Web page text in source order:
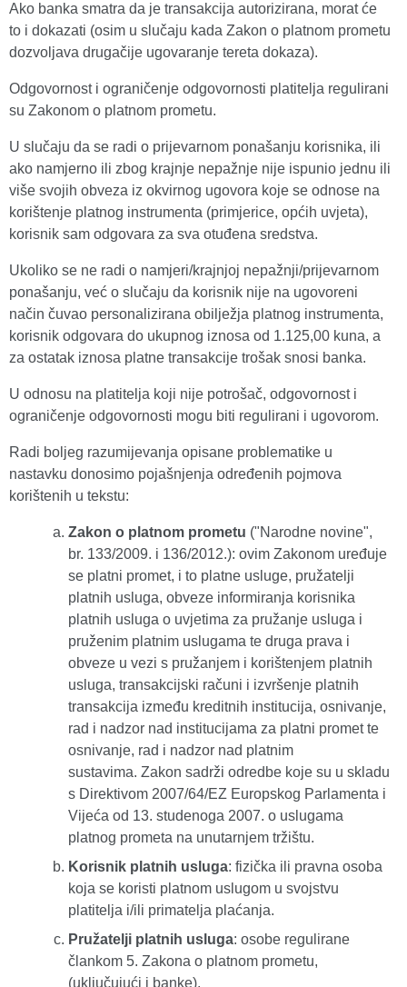
Ako banka smatra da je transakcija autorizirana, morat će
to i dokazati (osim u slučaju kada Zakon o platnom prometu
dozvoljava drugačije ugovaranje tereta dokaza).
Odgovornost i ograničenje odgovornosti platitelja regulirani
su Zakonom o platnom prometu.
U slučaju da se radi o prijevarnom ponašanju korisnika, ili
ako namjerno ili zbog krajnje nepažnje nije ispunio jednu ili
više svojih obveza iz okvirnog ugovora koje se odnose na
korištenje platnog instrumenta (primjerice, općih uvjeta),
korisnik sam odgovara za sva otuđena sredstva.
Ukoliko se ne radi o namjeri/krajnjoj nepažnji/prijevarnom
ponašanju, već o slučaju da korisnik nije na ugovoreni
način čuvao personalizirana obilježja platnog instrumenta,
korisnik odgovara do ukupnog iznosa od 1.125,00 kuna, a
za ostatak iznosa platne transakcije trošak snosi banka.
U odnosu na platitelja koji nije potrošač, odgovornost i
ograničenje odgovornosti mogu biti regulirani i ugovorom.
Radi boljeg razumijevanja opisane problematike u
nastavku donosimo pojašnjenja određenih pojmova
korištenih u tekstu:
Zakon o platnom prometu ("Narodne novine",
br. 133/2009. i 136/2012.): ovim Zakonom uređuje
se platni promet, i to platne usluge, pružatelji
platnih usluga, obveze informiranja korisnika
platnih usluga o uvjetima za pružanje usluga i
pruženim platnim uslugama te druga prava i
obveze u vezi s pružanjem i korištenjem platnih
usluga, transakcijski računi i izvršenje platnih
transakcija između kreditnih institucija, osnivanje,
rad i nadzor nad institucijama za platni promet te
osnivanje, rad i nadzor nad platnim
sustavima. Zakon sadrži odredbe koje su u skladu
s Direktivom 2007/64/EZ Europskog Parlamenta i
Vijeća od 13. studenoga 2007. o uslugama
platnog prometa na unutarnjem tržištu.
Korisnik platnih usluga: fizička ili pravna osoba
koja se koristi platnom uslugom u svojstvu
platitelja i/ili primatelja plaćanja.
Pružatelji platnih usluga: osobe regulirane
člankom 5. Zakona o platnom prometu,
(uključujući i banke).